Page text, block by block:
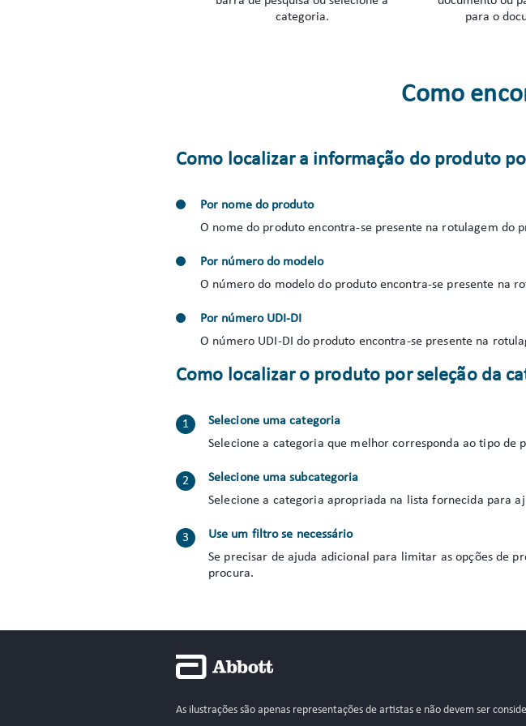
categoria.
para o
Como
Como localizar a informação do produto
Por nome do produto
O nome do produto encontra-se presente na rotulagem do
Por número do modelo
O número do modelo do produto encontra-se presente na
Por número UDI-DI
O número UDI-DI do produto encontra-se presente na
Como localizar o produto por seleção da
Selecione uma categoria
Selecione a categoria que melhor corresponda ao tipo de
Selecione uma subcategoria
Selecione a categoria apropriada na lista fornecida para
Use um filtro se necessário
Se precisar de ajuda adicional para limitar as opções de
procura.
As ilustrações são apenas representações de artistas e não devem ser